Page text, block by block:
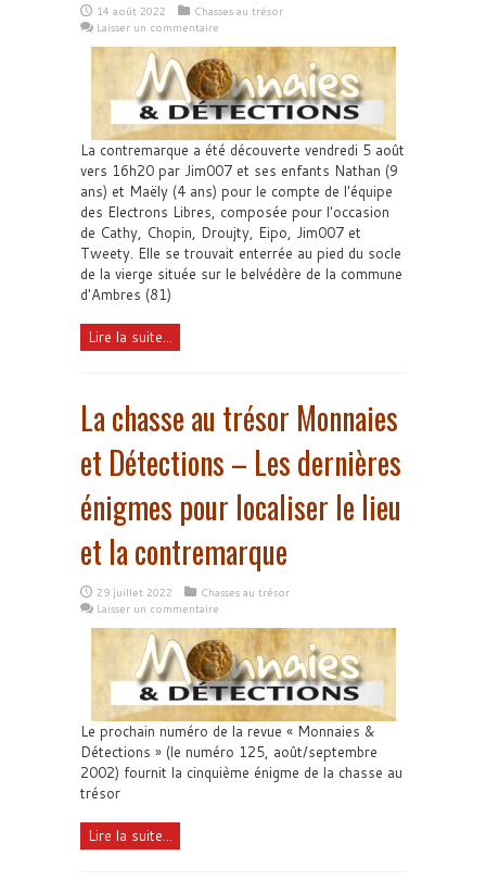
14 août 2022
Chasses au trésor
Laisser un commentaire
La contremarque a été découverte vendredi 5 août
vers 16h20 par Jim007 et ses enfants Nathan (9
ans) et Maëly (4 ans) pour le compte de l'équipe
des Electrons Libres, composée pour l'occasion
de Cathy, Chopin, Droujty, Eipo, Jim007 et
Tweety. Elle se trouvait enterrée au pied du socle
de la vierge située sur le belvédère de la commune
d'Ambres (81)
Lire la suite...
La chasse au trésor Monnaies
et Détections – Les dernières
énigmes pour localiser le lieu
et la contremarque
29 juillet 2022
Chasses au trésor
Laisser un commentaire
Le prochain numéro de la revue « Monnaies &
Détections » (le numéro 125, août/septembre
2002) fournit la cinquième énigme de la chasse au
trésor
Lire la suite...